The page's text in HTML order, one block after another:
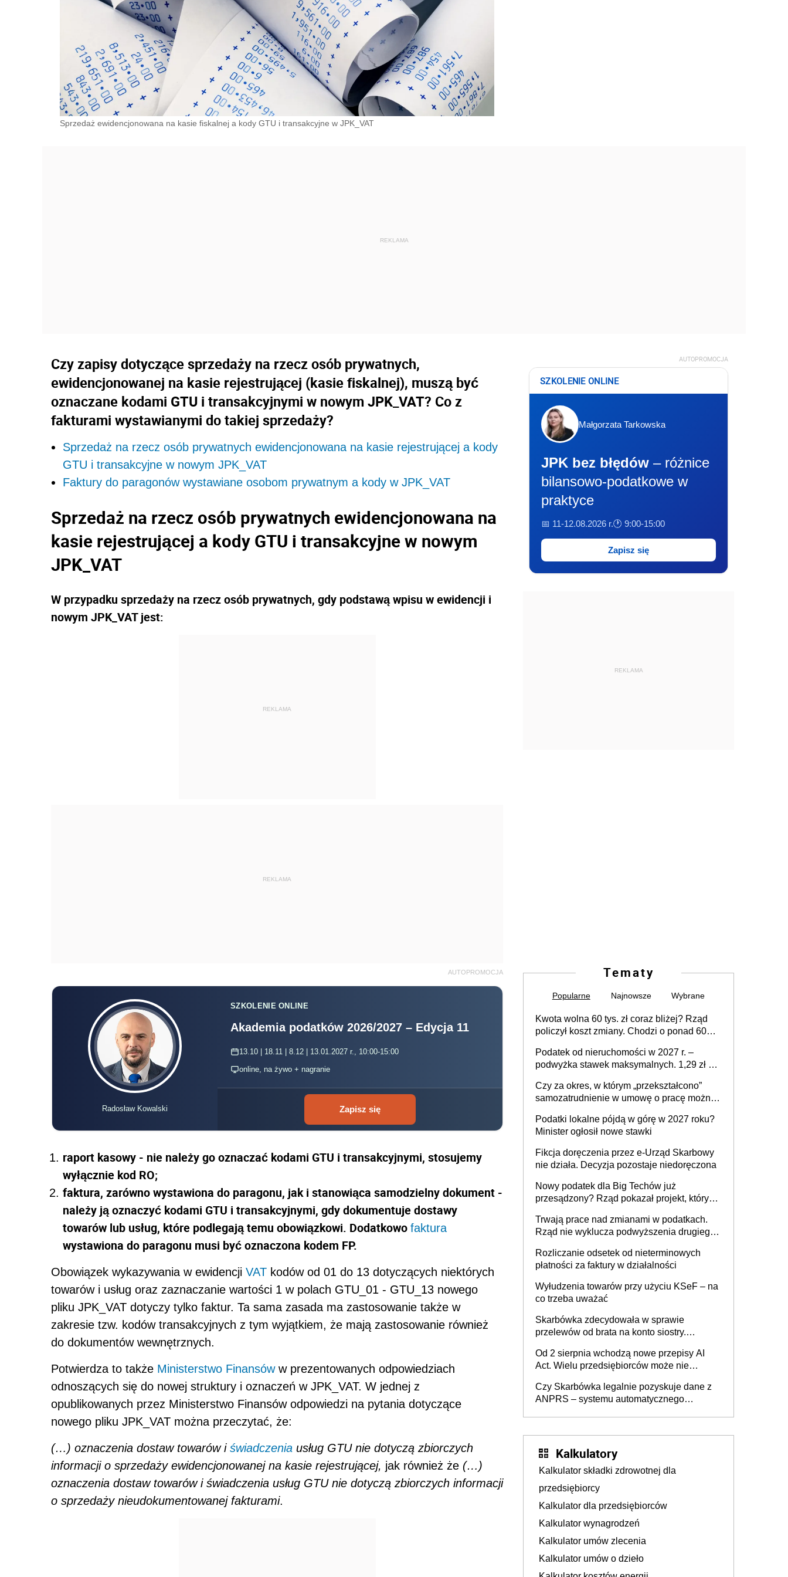
Sprzedaż ewidencjonowana na kasie fiskalnej a kody GTU i transakcyjne w JPK_VAT
Czy zapisy dotyczące sprzedaży na rzecz osób prywatnych,
ewidencjonowanej na kasie rejestrującej (kasie fiskalnej), muszą być
oznaczane kodami GTU i transakcyjnymi w nowym JPK_VAT? Co z
fakturami wystawianymi do takiej sprzedaży?
Sprzedaż na rzecz osób prywatnych ewidencjonowana na kasie rejestrującej a kody
GTU i transakcyjne w nowym JPK_VAT
Faktury do paragonów wystawiane osobom prywatnym a kody w JPK_VAT
Sprzedaż na rzecz osób prywatnych ewidencjonowana na
kasie rejestrującej a kody GTU i transakcyjne w nowym
JPK_VAT
W przypadku sprzedaży na rzecz osób prywatnych, gdy podstawą wpisu w ewidencji i
nowym JPK_VAT jest:
REKLAMA
REKLAMA
AUTOPROMOCJA
Radosław Kowalski
SZKOLENIE ONLINE
Akademia podatków 2026/2027 – Edycja 11
13.10 | 18.11 | 8.12 | 13.01.2027 r., 10:00-15:00
online, na żywo + nagranie
Zapisz się
raport kasowy - nie należy go oznaczać kodami GTU i transakcyjnymi, stosujemy
wyłącznie kod RO;
faktura, zarówno wystawiona do paragonu, jak i stanowiąca samodzielny dokument -
należy ją oznaczyć kodami GTU i transakcyjnymi, gdy dokumentuje dostawy
towarów lub usług, które podlegają temu obowiązkowi. Dodatkowo faktura
wystawiona do paragonu musi być oznaczona kodem FP.
Obowiązek wykazywania w ewidencji VAT kodów od 01 do 13 dotyczących niektórych
towarów i usług oraz zaznaczanie wartości 1 w polach GTU_01 - GTU_13 nowego
pliku JPK_VAT dotyczy tylko faktur. Ta sama zasada ma zastosowanie także w
zakresie tzw. kodów transakcyjnych z tym wyjątkiem, że mają zastosowanie również
do dokumentów wewnętrznych.
Potwierdza to także Ministerstwo Finansóww prezentowanych odpowiedziach
odnoszących się do nowej struktury i oznaczeń w JPK_VAT. W jednej z
opublikowanych przez Ministerstwo Finansów odpowiedzi na pytania dotyczące
nowego pliku JPK_VAT można przeczytać, że:
(…) oznaczenia dostaw towarów i świadczenia usług GTU nie dotyczą zbiorczych
informacji o sprzedaży ewidencjonowanej na kasie rejestrującej, jak również że (…)
oznaczenia dostaw towarów i świadczenia usług GTU nie dotyczą zbiorczych informacji
o sprzedaży nieudokumentowanej fakturami.
AUTOPROMOCJA
SZKOLENIE ONLINE
Małgorzata Tarkowska
JPK bez błędów – różnice
bilansowo-podatkowe w
praktyce
📅 11-12.08.2026 r.🕐 9:00-15:00
Zapisz się
REKLAMA
Tematy
Popularne Najnowsze Wybrane
Kwota wolna 60 tys. zł coraz bliżej? Rząd
policzył koszt zmiany. Chodzi o ponad 60
Podatek od nieruchomości w 2027 r. –
podwyżka stawek maksymalnych. 1,29 zł za
budynków i lokali związanych z
prowadzeniem działalności gospodarczej
Czy za okres, w którym „przekształcono”
samozatrudnienie w umowę o pracę można
umowy cywilnoprawnej jedynym
racjonalnym wyjściem
Podatki lokalne pójdą w górę w 2027 roku?
Minister ogłosił nowe stawki
Fikcja doręczenia przez e-Urząd Skarbowy
nie działa. Decyzja pozostaje niedoręczona
Nowy podatek dla Big Techów już
przesądzony? Rząd pokazał projekt, który
Trwają prace nad zmianami w podatkach.
Rząd nie wyklucza podwyższenia drugiego
Rozliczanie odsetek od nieterminowych
płatności za faktury w działalności
Wyłudzenia towarów przy użyciu KSeF – na
co trzeba uważać
Skarbówka zdecydowała w sprawie
przelewów od brata na konto siostry.
darowizna, ale podatku jednak nie będzie
Od 2 sierpnia wchodzą nowe przepisy AI
Act. Wielu przedsiębiorców może nie
Czy Skarbówka legalnie pozyskuje dane z
ANPRS – systemu automatycznego
Kalkulatory
Kalkulator składki zdrowotnej dla
przedsiębiorcy
Kalkulator dla przedsiębiorców
Kalkulator wynagrodzeń
Kalkulator umów zlecenia
Kalkulator umów o dzieło